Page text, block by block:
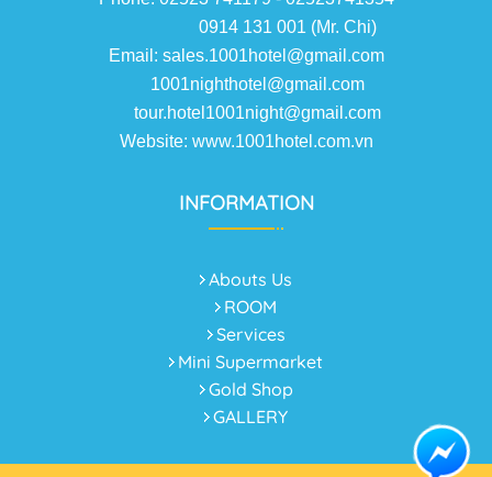
0914 131 001 (Mr. Chi)
Email: sales.1001hotel@gmail.com
1001nighthotel@gmail.com
tour.hotel1001night@gmail.com
Website: www.1001hotel.com.vn
INFORMATION
Abouts Us
ROOM
Services
Mini Supermarket
Gold Shop
GALLERY